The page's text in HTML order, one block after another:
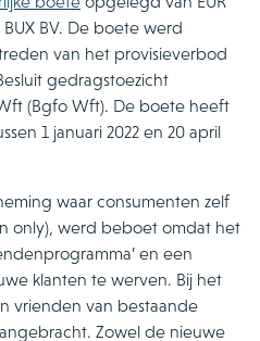
BV. De boete werd
van het provisieverbod
gedragstoezicht
(Bgfo Wft). De boete heeft
1 januari 2022 en 20 april
waar consumenten zelf
only), werd beboet omdat het
en een
klanten te werven. Bij het
vrienden van bestaande
Zowel de nieuwe